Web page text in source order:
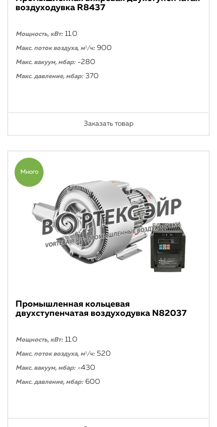
воздуходувка R8437
Мощность, кВт: 11.0
Макс. поток воздуха, м³/ч: 900
Макс. вакуум, мбар: -280
Макс. давление, мбар: 370
Заказать товар
Много
Промышленная кольцевая
двухступенчатая воздуходувка N82037
Мощность, кВт: 11.0
Макс. поток воздуха, м³/ч: 520
Макс. вакуум, мбар: -430
Макс. давление, мбар: 600